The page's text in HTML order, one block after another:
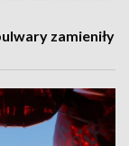
zamieniły